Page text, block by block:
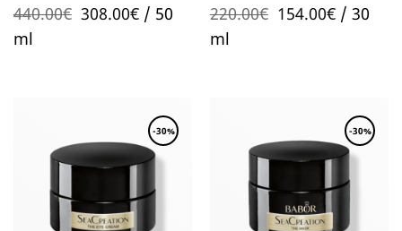
out
5
440.00€ Original
308.00€Current
/ 50
ml
out
5
220.00€ Original
154.00€Current
/ 30
ml
-30% -30%